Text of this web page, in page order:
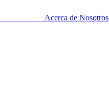
Acerca de Nosotros